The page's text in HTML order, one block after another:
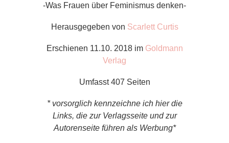
-Was Frauen über Feminismus denken-
Herausgegeben von Scarlett Curtis
Erschienen 11.10. 2018 im Goldmann
Verlag
Umfasst 407 Seiten
* vorsorglich kennzeichne ich hier die
Links, die zur Verlagsseite und zur
Autorenseite führen als Werbung*